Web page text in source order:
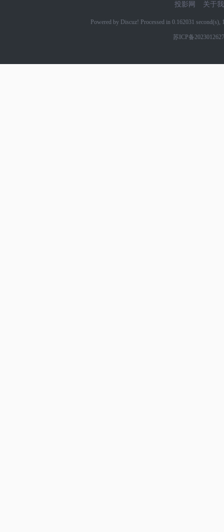
投影网 关于
Powered by Discuz! Processed in 0.162031
苏ICP备